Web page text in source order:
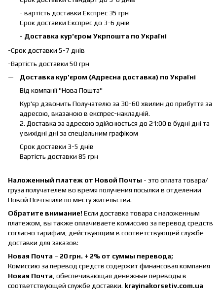
- вартість доставки Експрес 35 грн
Срок доставки Експрес до 3-6 днів
- Доставка кур'єром Укрпошта по Україні
-Срок доставки 5-7 днів
-Вартість доставки 50 грн
Доставка кур'єром (Адресна доставка) по Україні
Від компанії "Нова Пошта"
Кур'єр дзвонить Получателю за 30-60 хвилин до прибуття за
адресою, вказаною в експрес-накладній.
2. Доставка за адресою здійснюється до 21:00 в будні дні та
у вихідні дні за спеціальним графіком
Срок доставки 3-5 днів
Вартість доставки 85 грн
Наложенный платеж от Новой Почты - это оплата товара/
груза получателем во время получения посылки в отделении
Новой Почты или по месту жительства.
Обратите внимание!Если доставка товара с наложенным
платежом, вы также оплачиваете комиссию за перевод средств
согласно тарифам, действующим в соответствующей службе
доставки для заказов:
Новая Почта – 20 грн. + 2% от суммы перевода;
Комиссию за перевод средств содержит финансовая компания
Новая Почта , обеспечивающая денежные переводы в
соответствующей службе доставки. krayinakorsetiv.com.ua